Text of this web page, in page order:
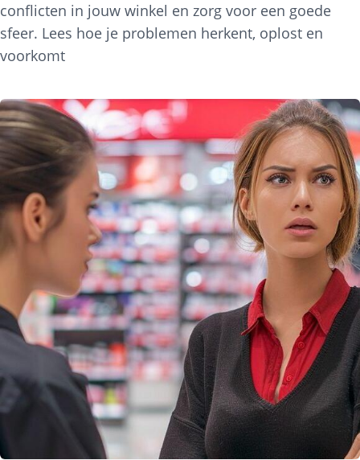
conflicten in jouw winkel en zorg voor een goede
sfeer. Lees hoe je problemen herkent, oplost en
voorkomt